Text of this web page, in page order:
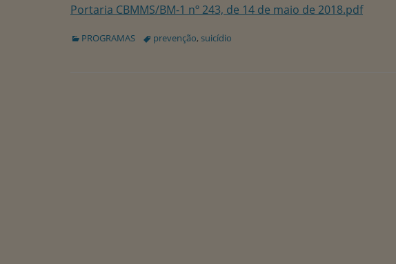
Portaria CBMMS/BM-1 nº 243, de 14 de maio de 2018.pdf
Categorias:
PROGRAMAS Tags:prevenção, suicídio